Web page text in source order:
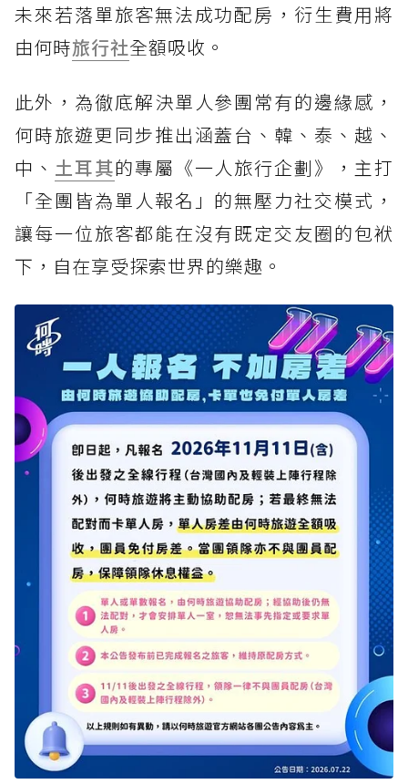
未來若落單旅客無法成功配房，衍生費用將
由何時旅行社全額吸收。
此外，為徹底解決單人參團常有的邊緣感，
何時旅遊更同步推出涵蓋台、韓、泰、越、
中、 土耳其的專屬《一人旅行企劃》，主打
「全團皆為單人報名」的無壓力社交模式，
讓每一位旅客都能在沒有既定交友圈的包袱
下，自在享受探索世界的樂趣。